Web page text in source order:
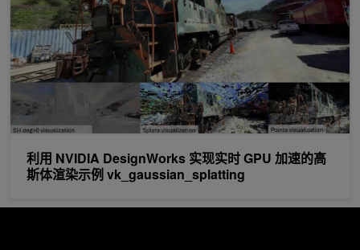
利用 NVIDIA DesignWorks 实现实时 GPU 加速的高
斯体渲染示例 vk_gaussian_splatting